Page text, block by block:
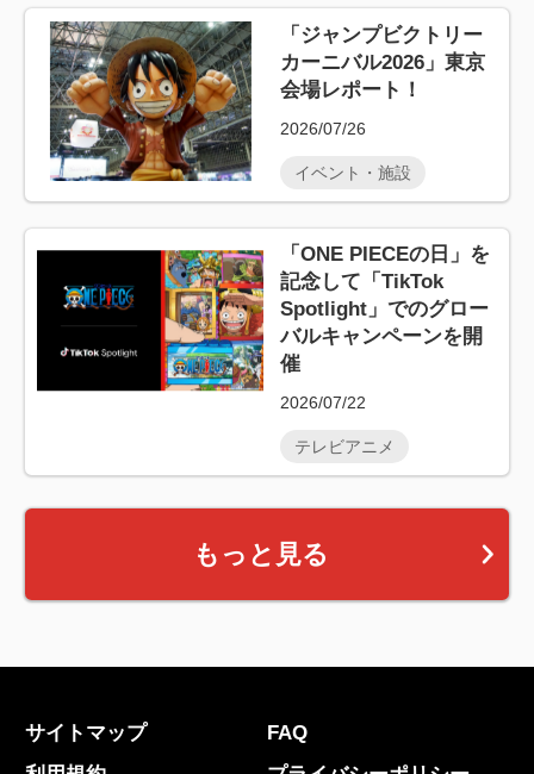
「ジャンプビクトリー
カーニバル2026」東京
会場レポート！
2026/07/26
イベント・施設
「ONE PIECEの日」を
記念して「TikTok
Spotlight」でのグロー
バルキャンペーンを開
催
2026/07/22
テレビアニメ
もっと見る
サイトマップ
FAQ